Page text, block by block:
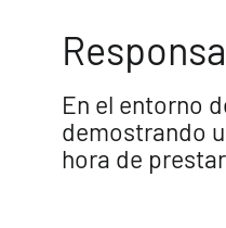
En el entorno
demostrando
hora de